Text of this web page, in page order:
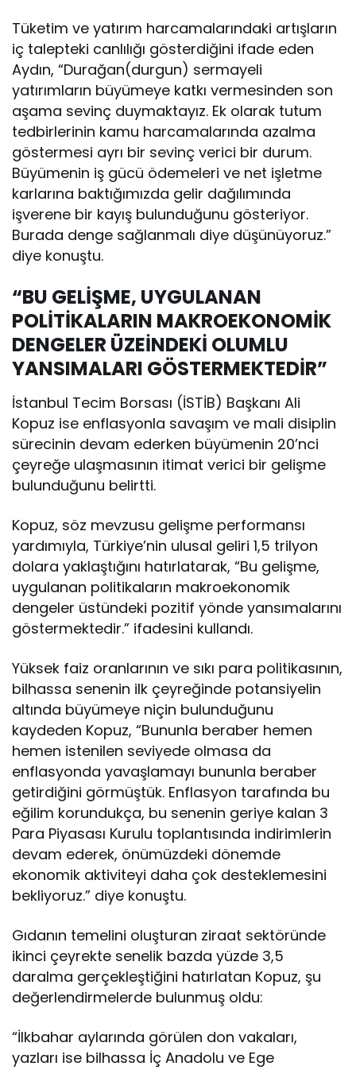
Tüketim ve yatırım harcamalarındaki artışların
iç talepteki canlılığı gösterdiğini ifade eden
Aydın, “Durağan(durgun) sermayeli
yatırımların büyümeye katkı vermesinden son
aşama sevinç duymaktayız. Ek olarak tutum
tedbirlerinin kamu harcamalarında azalma
göstermesi ayrı bir sevinç verici bir durum.
Büyümenin iş gücü ödemeleri ve net işletme
karlarına baktığımızda gelir dağılımında
işverene bir kayış bulunduğunu gösteriyor.
Burada denge sağlanmalı diye düşünüyoruz.”
diye konuştu.
“BU GELİŞME, UYGULANAN
POLİTİKALARIN MAKROEKONOMİK
DENGELER ÜZEİNDEKİ OLUMLU
YANSIMALARI GÖSTERMEKTEDİR”
İstanbul Tecim Borsası (İSTİB) Başkanı Ali
Kopuz ise enflasyonla savaşım ve mali disiplin
sürecinin devam ederken büyümenin 20’nci
çeyreğe ulaşmasının itimat verici bir gelişme
bulunduğunu belirtti.
Kopuz, söz mevzusu gelişme performansı
yardımıyla, Türkiye’nin ulusal geliri 1,5 trilyon
dolara yaklaştığını hatırlatarak, “Bu gelişme,
uygulanan politikaların makroekonomik
dengeler üstündeki pozitif yönde yansımalarını
göstermektedir.” ifadesini kullandı.
Yüksek faiz oranlarının ve sıkı para politikasının,
bilhassa senenin ilk çeyreğinde potansiyelin
altında büyümeye niçin bulunduğunu
kaydeden Kopuz, “Bununla beraber hemen
hemen istenilen seviyede olmasa da
enflasyonda yavaşlamayı bununla beraber
getirdiğini görmüştük. Enflasyon tarafında bu
eğilim korundukça, bu senenin geriye kalan 3
Para Piyasası Kurulu toplantısında indirimlerin
devam ederek, önümüzdeki dönemde
ekonomik aktiviteyi daha çok desteklemesini
bekliyoruz.” diye konuştu.
Gıdanın temelini oluşturan ziraat sektöründe
ikinci çeyrekte senelik bazda yüzde 3,5
daralma gerçekleştiğini hatırlatan Kopuz, şu
değerlendirmelerde bulunmuş oldu:
“İlkbahar aylarında görülen don vakaları,
yazları ise bilhassa İç Anadolu ve Ege